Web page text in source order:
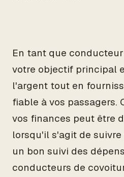
En tant que
votre objectif principal
l'argent tout en
fiable à vos passagers.
vos finances peut être
lorsqu'il s'agit de suivre
un bon suivi des
conducteurs de